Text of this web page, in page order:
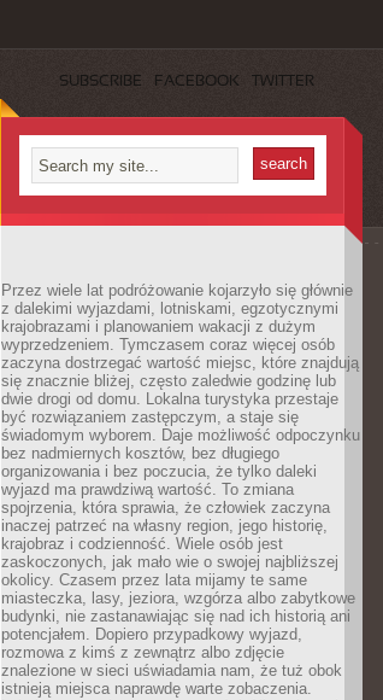
SUBSCRIBE FACEBOOK TWITTER
Przez wiele lat podróżowanie kojarzyło się głównie
z dalekimi wyjazdami, lotniskami, egzotycznymi
krajobrazami i planowaniem wakacji z dużym
wyprzedzeniem. Tymczasem coraz więcej osób
zaczyna dostrzegać wartość miejsc, które znajdują
się znacznie bliżej, często zaledwie godzinę lub
dwie drogi od domu. Lokalna turystyka przestaje
być rozwiązaniem zastępczym, a staje się
świadomym wyborem. Daje możliwość odpoczynku
bez nadmiernych kosztów, bez długiego
organizowania i bez poczucia, że tylko daleki
wyjazd ma prawdziwą wartość. To zmiana
spojrzenia, która sprawia, że człowiek zaczyna
inaczej patrzeć na własny region, jego historię,
krajobraz i codzienność. Wiele osób jest
zaskoczonych, jak mało wie o swojej najbliższej
okolicy. Czasem przez lata mijamy te same
miasteczka, lasy, jeziora, wzgórza albo zabytkowe
budynki, nie zastanawiając się nad ich historią ani
potencjałem. Dopiero przypadkowy wyjazd,
rozmowa z kimś z zewnątrz albo zdjęcie
znalezione w sieci uświadamia nam, że tuż obok
istnieją miejsca naprawdę warte zobaczenia.